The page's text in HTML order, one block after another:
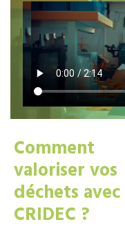
Comment
valoriser vos
déchets avec
CRIDEC ?